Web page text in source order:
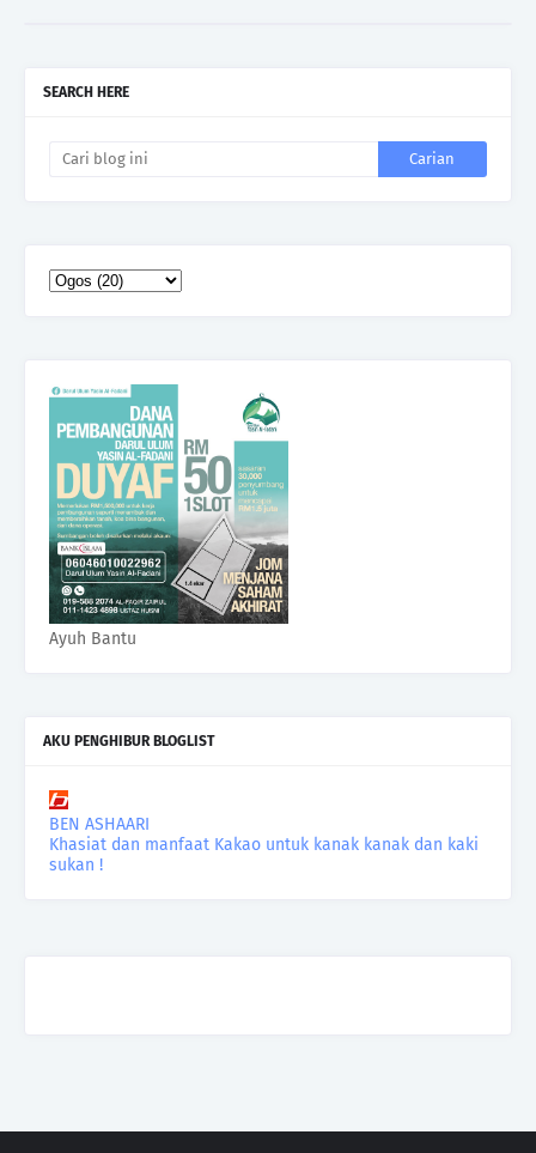
SEARCH HERE
Ayuh Bantu
AKU PENGHIBUR BLOGLIST
BEN ASHAARI
Khasiat dan manfaat Kakao untuk kanak kanak dan kaki
sukan !